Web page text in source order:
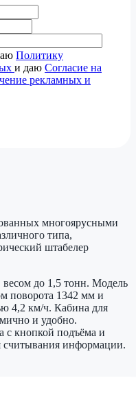
Политику
и даю Согласие на
рекламных и
многоярусными
типа,
штабелер
до 1,5 тонн. Модель
поворота 1342 мм и
4,2 км/ч. Кабина для
и удобно.
с кнопкой подъёма и
считывания информации.